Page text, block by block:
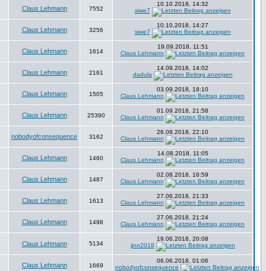
Claus Lehmann 7552
10.10.2018, 14:32
siwe7
Claus Lehmann 3256
10.10.2018, 14:27
siwe7
Claus Lehmann 1614
19.09.2018, 11:51
Claus Lehmann
Claus Lehmann 2161
14.09.2018, 14:02
dadula
Claus Lehmann 1505
03.09.2018, 18:10
Claus Lehmann
Claus Lehmann 25390
01.09.2018, 21:58
Claus Lehmann
nobodyofconsequence 3162
26.08.2018, 22:10
Claus Lehmann
Claus Lehmann 1460
14.08.2018, 11:05
Claus Lehmann
Claus Lehmann 1487
02.08.2018, 16:59
Claus Lehmann
Claus Lehmann 1613
27.06.2018, 21:33
Claus Lehmann
Claus Lehmann 1498
27.06.2018, 21:24
Claus Lehmann
Claus Lehmann 5134
19.06.2018, 20:08
jjnn2018
Claus Lehmann 1669
06.06.2018, 01:06
nobodyofconsequence